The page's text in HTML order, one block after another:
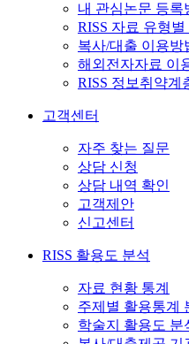
내 관심논문 등록
RISS 자료 유형별
복사/대출 이용방
해외전자자료 이
RISS 정보취약계
고객센터
자주 찾는 질문
상담 신청
상담 내역 확인
고객제안
신고센터
RISS 활용도 분석
자료 현황 통계
주제별 활용통계
학술지 활용도 분